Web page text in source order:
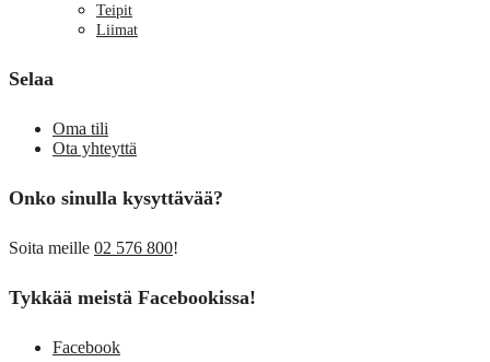
Teipit
Liimat
Selaa
Oma tili
Ota yhteyttä
Onko sinulla kysyttävää?
Soita meille 02 576 800!
Tykkää meistä Facebookissa!
Facebook